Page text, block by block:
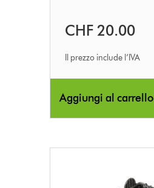
CHF 20.00
Il prezzo include l’IVA
Aggiungi al carrello